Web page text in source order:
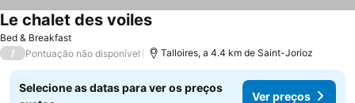
Bed & Breakfast
Le chalet des voiles
/ Pontuação não disponível Talloires, a 4.4 km de Saint-Jorioz
Selecione as datas para ver os preços
Ver preços